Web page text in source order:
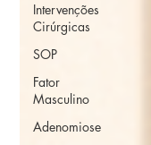
Intervenções
Cirúrgicas
SOP
Fator
Masculino
Adenomiose